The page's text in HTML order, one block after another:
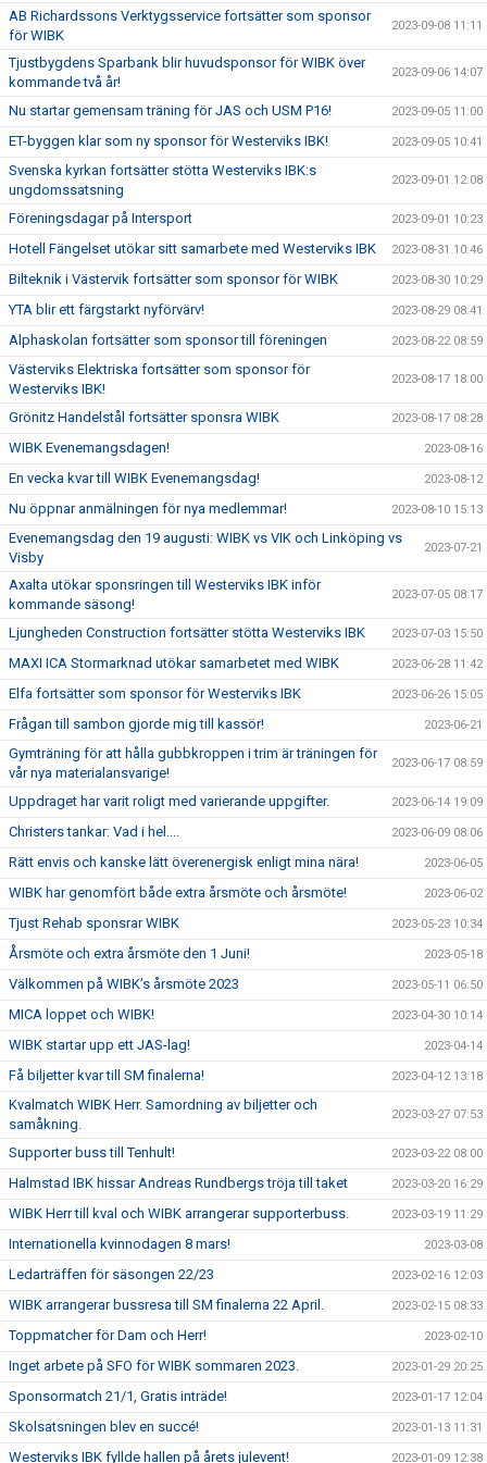
AB Richardssons Verktygsservice fortsätter som sponsor
för WIBK
2023-09-08 11:11
Tjustbygdens Sparbank blir huvudsponsor för WIBK över
kommande två år!
2023-09-06 14:07
Nu startar gemensam träning för JAS och USM P16! 2023-09-05 11:00
ET-byggen klar som ny sponsor för Westerviks IBK! 2023-09-05 10:41
Svenska kyrkan fortsätter stötta Westerviks IBK:s
ungdomssatsning
2023-09-01 12:08
Föreningsdagar på Intersport 2023-09-01 10:23
Hotell Fängelset utökar sitt samarbete med Westerviks IBK 2023-08-31 10:46
Bilteknik i Västervik fortsätter som sponsor för WIBK 2023-08-30 10:29
YTA blir ett färgstarkt nyförvärv! 2023-08-29 08:41
Alphaskolan fortsätter som sponsor till föreningen 2023-08-22 08:59
Västerviks Elektriska fortsätter som sponsor för
Westerviks IBK!
2023-08-17 18:00
Grönitz Handelstål fortsätter sponsra WIBK 2023-08-17 08:28
WIBK Evenemangsdagen! 2023-08-16
En vecka kvar till WIBK Evenemangsdag! 2023-08-12
Nu öppnar anmälningen för nya medlemmar! 2023-08-10 15:13
Evenemangsdag den 19 augusti: WIBK vs VIK och Linköping vs
Visby
2023-07-21
Axalta utökar sponsringen till Westerviks IBK inför
kommande säsong!
2023-07-05 08:17
Ljungheden Construction fortsätter stötta Westerviks IBK 2023-07-03 15:50
MAXI ICA Stormarknad utökar samarbetet med WIBK 2023-06-28 11:42
Elfa fortsätter som sponsor för Westerviks IBK 2023-06-26 15:05
Frågan till sambon gjorde mig till kassör! 2023-06-21
Gymträning för att hålla gubbkroppen i trim är träningen för
vår nya materialansvarige!
2023-06-17 08:59
Uppdraget har varit roligt med varierande uppgifter. 2023-06-14 19:09
Christers tankar: Vad i hel.... 2023-06-09 08:06
Rätt envis och kanske lätt överenergisk enligt mina nära! 2023-06-05
WIBK har genomfört både extra årsmöte och årsmöte! 2023-06-02
Tjust Rehab sponsrar WIBK 2023-05-23 10:34
Årsmöte och extra årsmöte den 1 Juni! 2023-05-18
Välkommen på WIBK’s årsmöte 2023 2023-05-11 06:50
MICA loppet och WIBK! 2023-04-30 10:14
WIBK startar upp ett JAS-lag! 2023-04-14
Få biljetter kvar till SM finalerna! 2023-04-12 13:18
Kvalmatch WIBK Herr. Samordning av biljetter och
samåkning.
2023-03-27 07:53
Supporter buss till Tenhult! 2023-03-22 08:00
Halmstad IBK hissar Andreas Rundbergs tröja till taket 2023-03-20 16:29
WIBK Herr till kval och WIBK arrangerar supporterbuss. 2023-03-19 11:29
Internationella kvinnodagen 8 mars! 2023-03-08
Ledarträffen för säsongen 22/23 2023-02-16 12:03
WIBK arrangerar bussresa till SM finalerna 22 April. 2023-02-15 08:33
Toppmatcher för Dam och Herr! 2023-02-10
Inget arbete på SFO för WIBK sommaren 2023. 2023-01-29 20:25
Sponsormatch 21/1, Gratis inträde! 2023-01-17 12:04
Skolsatsningen blev en succé! 2023-01-13 11:31
Westerviks IBK fyllde hallen på årets julevent! 2023-01-09 12:38